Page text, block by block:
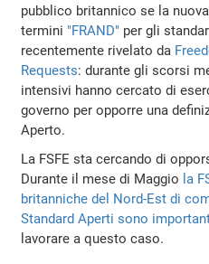
pubblico britannico se la
termini "FRAND" per gli
recentemente rivelato da
Requests: durante gli scorsi
intensivi hanno cercato di
governo per opporre una
Aperto.
La FSFE sta cercando di
Durante il mese di Maggio la
britanniche del Nord-Est di
Standard Aperti sono
lavorare a questo caso.